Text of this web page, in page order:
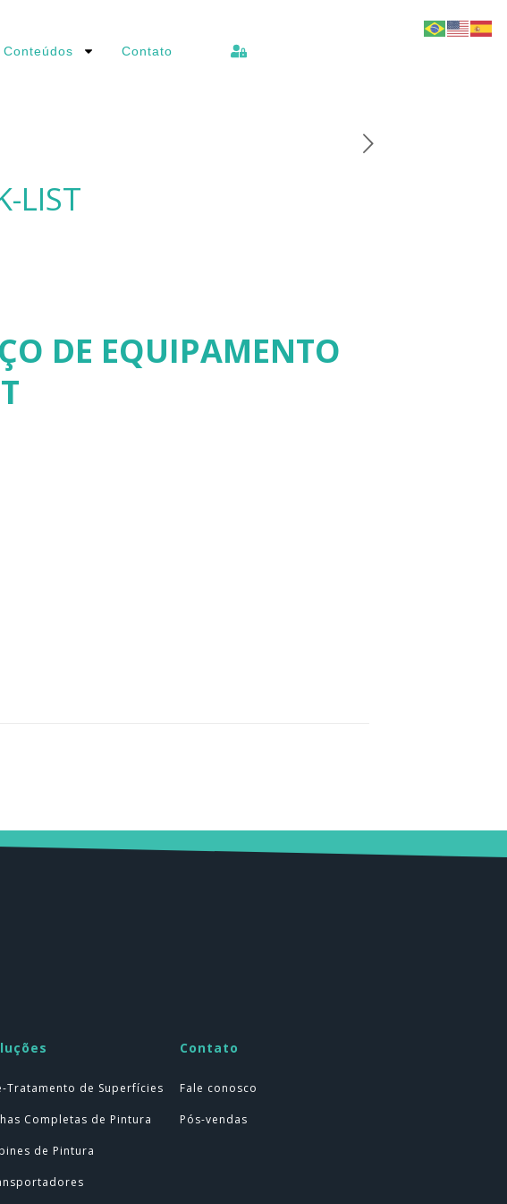
Conteúdos Contato
LIST
DE EQUIPAMENTO
Contato
Tratamento de Superfícies
Completas de Pintura
de Pintura
Fale conosco
Pós-vendas